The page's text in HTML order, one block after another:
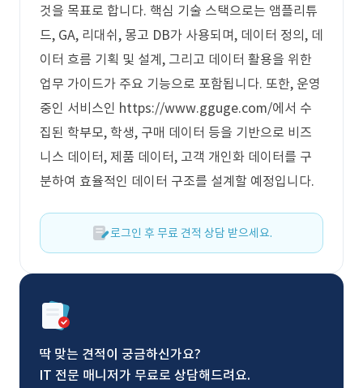
것을 목표로 합니다. 핵심 기술 스택으로는 앰플리튜
드, GA, 리대쉬, 몽고 DB가 사용되며, 데이터 정의, 데
이터 흐름 기획 및 설계, 그리고 데이터 활용을 위한
업무 가이드가 주요 기능으로 포함됩니다. 또한, 운영
중인 서비스인 https://www.gguge.com/에서 수
집된 학부모, 학생, 구매 데이터 등을 기반으로 비즈
니스 데이터, 제품 데이터, 고객 개인화 데이터를 구
분하여 효율적인 데이터 구조를 설계할 예정입니다.
로그인 후 무료 견적 상담 받으세요.
딱 맞는 견적이 궁금하신가요?
IT 전문 매니저가 무료로 상담해드려요.